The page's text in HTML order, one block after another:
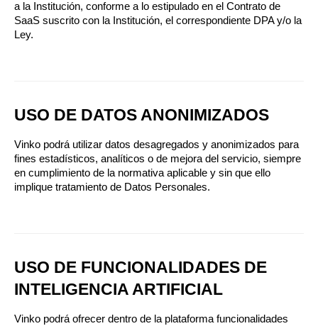
a la Institución, conforme a lo estipulado en el Contrato de
SaaS suscrito con la Institución, el correspondiente DPA y/o la
Ley.
USO DE DATOS ANONIMIZADOS
Vinko podrá utilizar datos desagregados y anonimizados para
fines estadísticos, analíticos o de mejora del servicio, siempre
en cumplimiento de la normativa aplicable y sin que ello
implique tratamiento de Datos Personales.
USO DE FUNCIONALIDADES DE
INTELIGENCIA ARTIFICIAL
Vinko podrá ofrecer dentro de la plataforma funcionalidades